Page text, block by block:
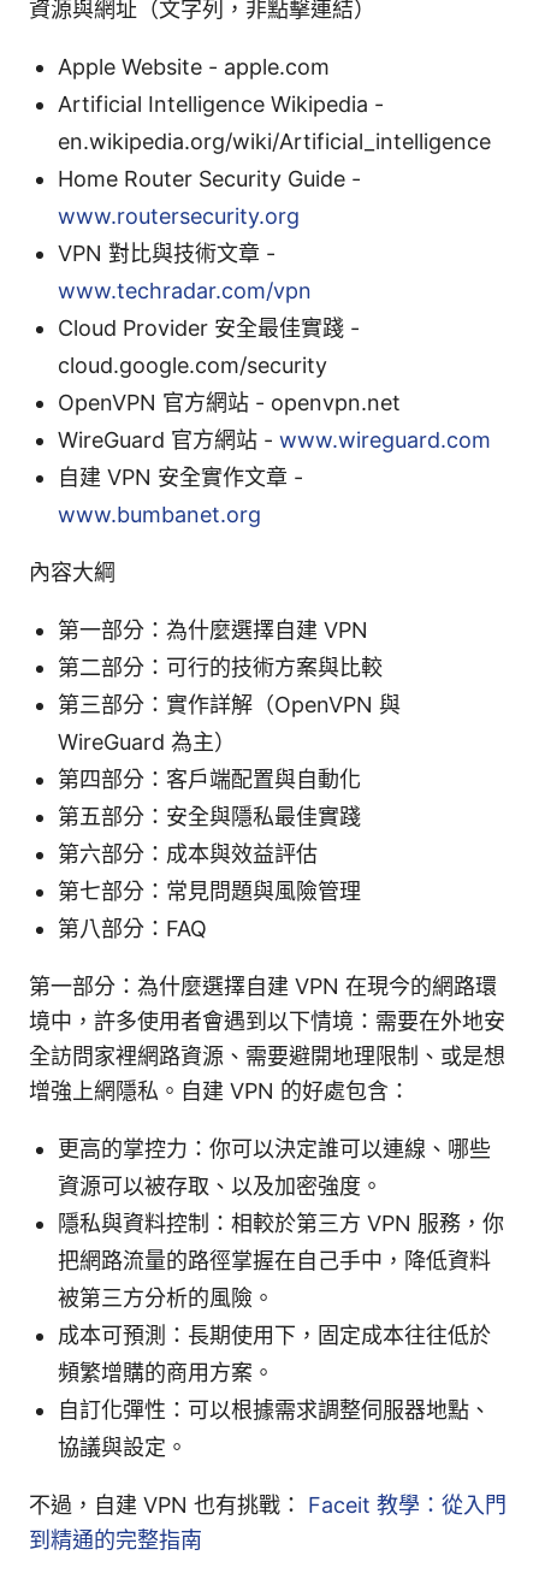
資源與網址（文字列，非點擊連結）
Apple Website - apple.com
Artificial Intelligence Wikipedia -
en.wikipedia.org/wiki/Artificial_intelligence
Home Router Security Guide -
www.routersecurity.org
VPN 對比與技術文章 -
www.techradar.com/vpn
Cloud Provider 安全最佳實踐 -
cloud.google.com/security
OpenVPN 官方網站 - openvpn.net
WireGuard 官方網站 - www.wireguard.com
自建 VPN 安全實作文章 -
www.bumbanet.org
內容大綱
第一部分：為什麼選擇自建 VPN
第二部分：可行的技術方案與比較
第三部分：實作詳解（OpenVPN 與
WireGuard 為主）
第四部分：客戶端配置與自動化
第五部分：安全與隱私最佳實踐
第六部分：成本與效益評估
第七部分：常見問題與風險管理
第八部分：FAQ
第一部分：為什麼選擇自建 VPN 在現今的網路環
境中，許多使用者會遇到以下情境：需要在外地安
全訪問家裡網路資源、需要避開地理限制、或是想
增強上網隱私。自建 VPN 的好處包含：
更高的掌控力：你可以決定誰可以連線、哪些
資源可以被存取、以及加密強度。
隱私與資料控制：相較於第三方 VPN 服務，你
把網路流量的路徑掌握在自己手中，降低資料
被第三方分析的風險。
成本可預測：長期使用下，固定成本往往低於
頻繁增購的商用方案。
自訂化彈性：可以根據需求調整伺服器地點、
協議與設定。
不過，自建 VPN 也有挑戰： Faceit 教學：從入門
到精通的完整指南